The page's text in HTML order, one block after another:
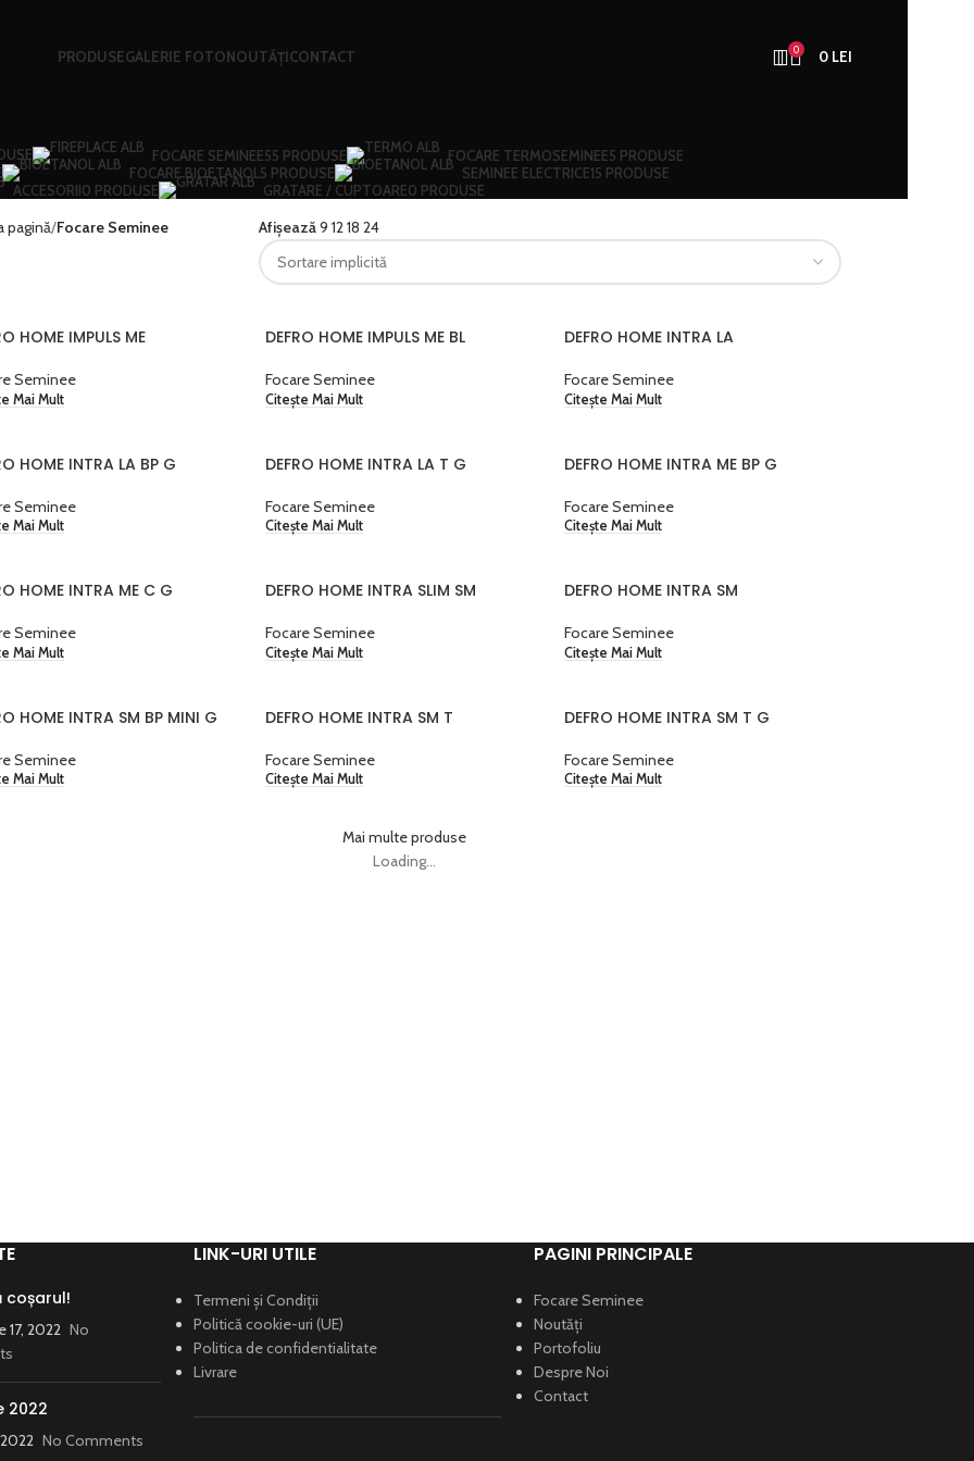
PRODUSEGALERIE FOTONOUTĂȚICONTACT 0 0 LEI
FOCARE SEMINEE55 PRODUSE FOCARE TERMOSEMINEE5 PRODUSE
FOCARE BIOETANOL 5 PRODUSE SEMINEE ELECTRICE15 PRODUSE
ACCESORII0 PRODUSE GRATARE / CUPTOARE0 PRODUSE
pagină Focare Seminee Afișează9 1218 24
HOME IMPULS ME
Seminee
Mai Mult
DEFRO HOME IMPULS ME BL
Focare Seminee
Citește Mai Mult
DEFRO HOME INTRA LA
Focare Seminee
Citește Mai Mult
HOME INTRA LA BP G
Seminee
Mai Mult
DEFRO HOME INTRA LA T G
Focare Seminee
Citește Mai Mult
DEFRO HOME INTRA ME BP G
Focare Seminee
Citește Mai Mult
HOME INTRA ME C G
Seminee
Mai Mult
DEFRO HOME INTRA SLIM SM
Focare Seminee
Citește Mai Mult
DEFRO HOME INTRA SM
Focare Seminee
Citește Mai Mult
HOME INTRA SM BP MINI G
Seminee
Mai Mult
DEFRO HOME INTRA SM T
Focare Seminee
Citește Mai Mult
DEFRO HOME INTRA SM T G
Focare Seminee
Citește Mai Mult
Mai multe produse
Loading...
coșarul!
2022 No
2022
No Comments
LINK-URI UTILE
Termeni și Condiții
Politică cookie-uri (UE)
Politica de confidentialitate
Livrare
PAGINI PRINCIPALE
Focare Seminee
Noutăți
Portofoliu
Despre Noi
Contact